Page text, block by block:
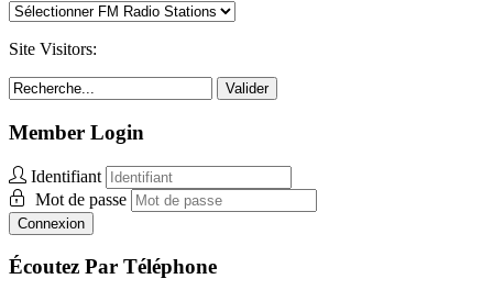
Site Visitors:
Valider
Member Login
Identifiant
Mot de passe
Connexion
Écoutez Par Téléphone